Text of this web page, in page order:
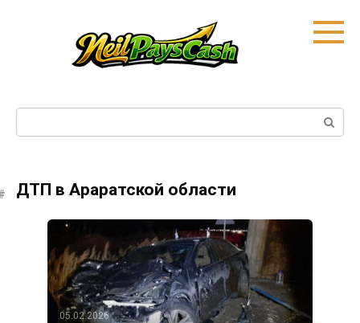
ДТП в Араратской области
05.02.2026